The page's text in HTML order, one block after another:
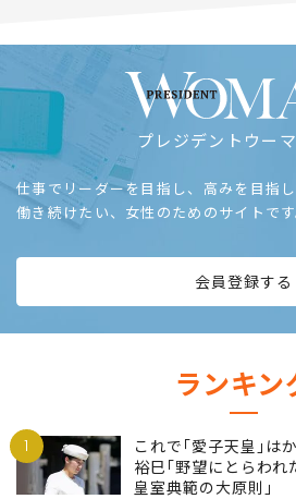
プレジデントウー
仕事でリーダーを目指し、高みを目指
働き続けたい、女性のためのサイトです
会員登録する
ランキン
1
これで｢愛子天皇｣は
裕巳｢野望にとらわれ
皇室典範の大原則｣